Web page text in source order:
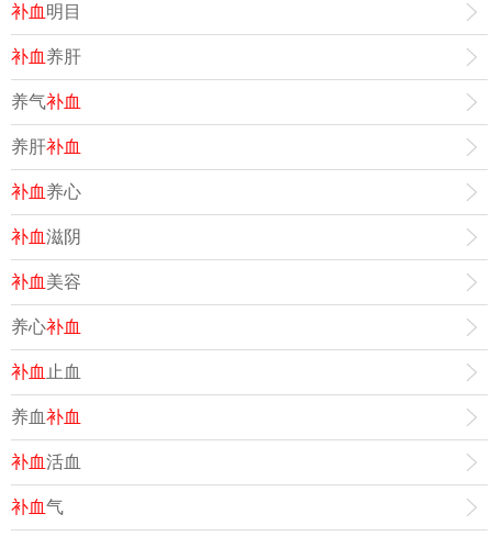
补血 明目
补血 养肝
养气补血
养肝补血
补血 养心
补血滋阴
补血 美容
养心补血
补血 止血
养血补血
补血活血
补血气